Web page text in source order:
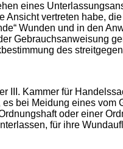
eines
Ansicht vertreten habe,
Wunden und in den
Gebrauchsanweisung
des
III. Kammer für
bei Meidung eines
oder einer
für ihre